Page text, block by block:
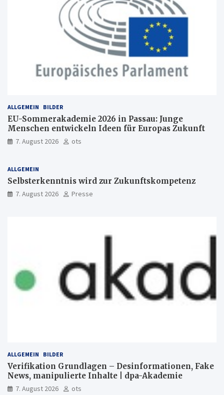
ALLGEMEIN BILDER
EU-Sommerakademie 2026 in Passau: Junge
Menschen entwickeln Ideen für Europas Zukunft
7. August 2026 ots
ALLGEMEIN
Selbsterkenntnis wird zur Zukunftskompetenz
7. August 2026 Presse
ALLGEMEIN BILDER
Verifikation Grundlagen – Desinformationen, Fake
News, manipulierte Inhalte | dpa-Akademie
7. August 2026 ots